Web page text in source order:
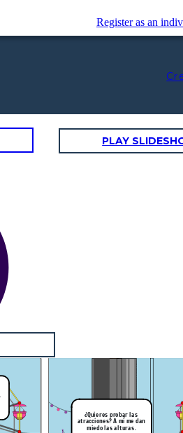
Register as an
PLAY
¿Quieres probar las
atracciones? A mí me dan
miedo las alturas.